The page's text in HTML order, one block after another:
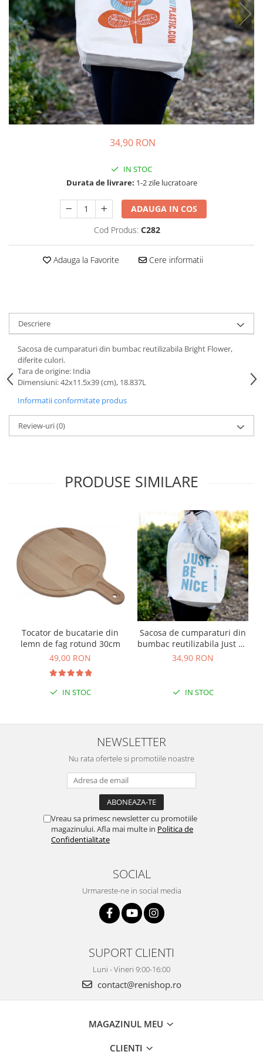
34,90 RON
IN STOC
Durata de livrare: 1-2 zile lucratoare
ADAUGA IN COS
Cod Produs: C282
Adauga la Favorite Cere informatii
Descriere
Sacosa de cumparaturi din bumbac reutilizabila Bright Flower,
diferite culori.
Tara de origine: India
Dimensiuni: 42x11.5x39 (cm), 18.837L
Informatii conformitate produs
Review-uri(0)
PRODUSE SIMILARE
Tocator de bucatarie din
lemn de fag rotund 30cm
49,00 RON
IN STOC
Sacosa de cumparaturi din
bumbac reutilizabila Just Be
Nice
34,90 RON
IN STOC
NEWSLETTER
Nu rata ofertele si promotiile noastre
Vreau sa primesc newsletter cu promotiile
magazinului. Afla mai multe in Politica de
Confidentialitate
SOCIAL
Urmareste-ne in social media
SUPORT CLIENTI
Luni - Vineri 9:00-16:00
contact@renishop.ro
MAGAZINUL MEU
CLIENTI